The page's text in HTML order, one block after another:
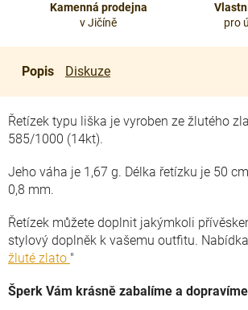
Kamenná prodejna
v Jičíně
pro
Popis Diskuze
Řetízek typu liška je vyroben ze žlutého
585/1000 (14kt).
Jeho váha je 1,67 g. Délka řetízku je 50
0,8 mm.
Řetízek můžete doplnit jakýmkoli
stylový doplněk k vašemu outfitu.
žluté zlato "
Šperk Vám krásně zabalíme a